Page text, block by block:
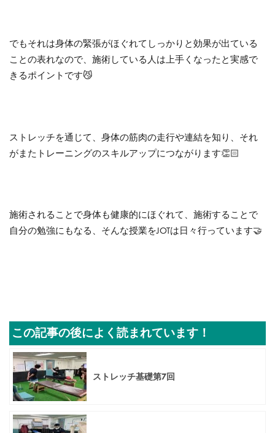
でもそれは身体の緊張がほぐれてしっかりと効果が出ている
ことの表れなので、施術している人は上手くなったと実感で
きるポイントです😼
ストレッチを通じて、身体の筋肉の走行や連結を知り、それ
がまたトレーニングのスキルアップにつながります👏🏻
施術されることで身体も健康的にほぐれて、施術することで
自分の勉強にもなる、そんな授業をJOTは日々行っています🤝
この記事の後によく読まれています！
ストレッチ基礎第7回